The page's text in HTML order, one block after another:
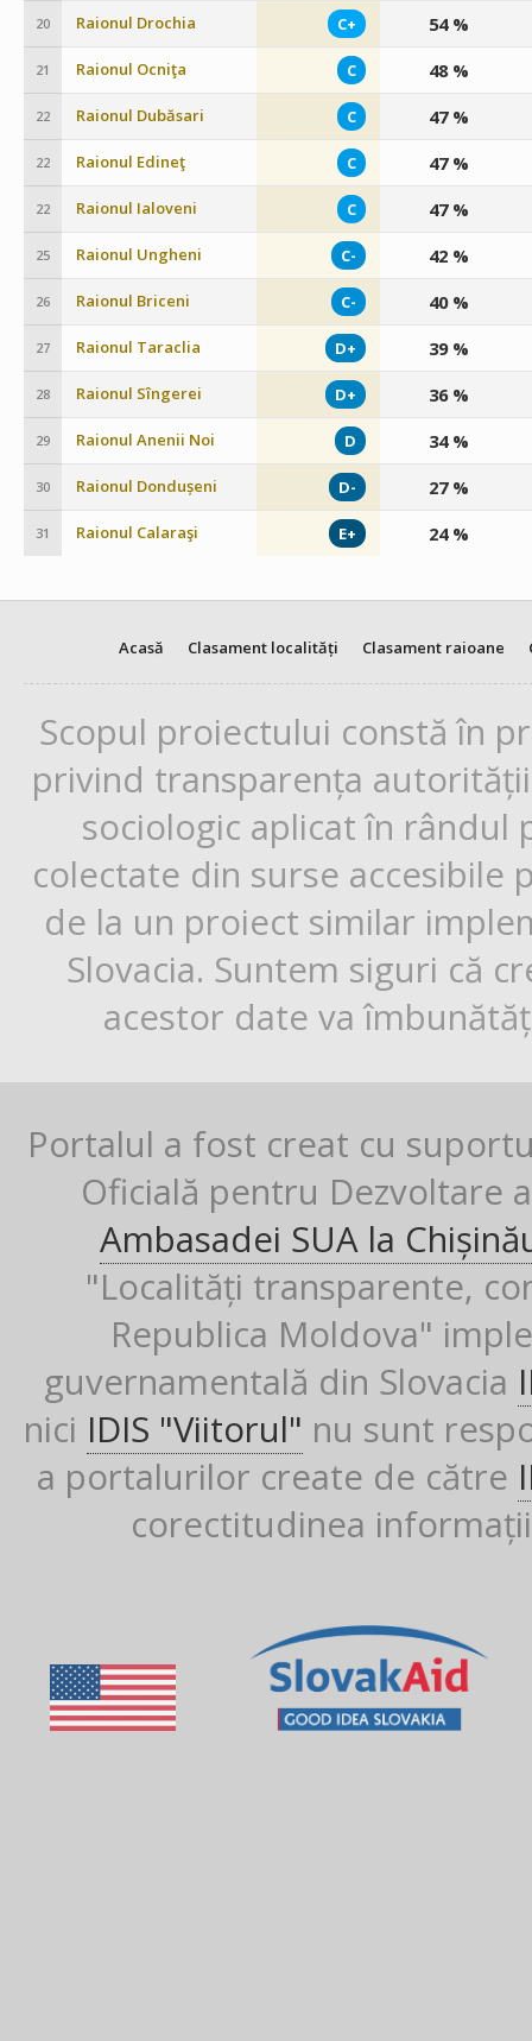
20 Raionul Drochia C+ 54 %
21 Raionul Ocniţa C 48 %
22 Raionul Dubăsari C 47 %
22 Raionul Edineţ C 47 %
22 Raionul Ialoveni C 47 %
25 Raionul Ungheni C- 42 %
26 Raionul Briceni C- 40 %
27 Raionul Taraclia D+ 39 %
28 Raionul Sîngerei D+ 36 %
29 Raionul Anenii Noi D 34 %
30 Raionul Dondușeni D- 27 %
31 Raionul Calaraşi E+ 24 %
Acasă Clasament localități Clasament raioane
Scopul proiectului constă în
privind transparența
sociologic aplicat în rândul
colectate din surse
de la un proiect similar
Slovacia. Suntem siguri că
acestor date va
Portalul a fost creat cu
Oficială pentru Dezvoltare
Ambasadei SUA la
"Localități transparente,
Republica Moldova"
guvernamentală din Slovacia
nici IDIS "Viitorul" nu sunt
a portalurilor create de către
corectitudinea